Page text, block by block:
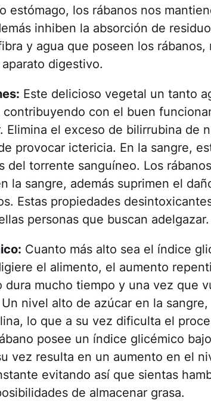
estómago, los rábanos nos
inhiben la absorción de
y agua que poseen los rábanos,
digestivo.
Este delicioso vegetal un tanto
con el buen
Elimina el exceso de bilirrubina de
provocar ictericia. En la sangre,
del torrente sanguíneo. Los
la sangre, además suprimen el
Estas propiedades
personas que buscan adelgazar.
Cuanto más alto sea el índice
el alimento, el aumento
mucho tiempo y una vez que
nivel alto de azúcar en la
lo que a su vez dificulta el
posee un índice glicémico
vez resulta en un aumento en el
evitando así que sientas
de almacenar grasa.